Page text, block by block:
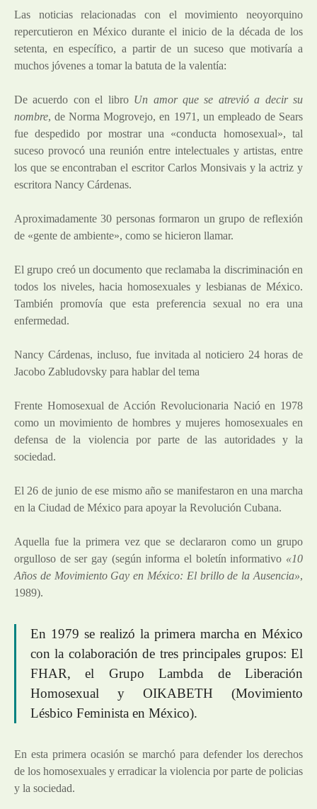
Las noticias relacionadas con el movimiento neoyorquino
repercutieron en México durante el inicio de la década de los
setenta, en específico, a partir de un suceso que motivaría a
muchos jóvenes a tomar la batuta de la valentía:
De acuerdo con el libro Un amor que se atrevió a decir su
nombre, de Norma Mogrovejo, en 1971, un empleado de Sears
fue despedido por mostrar una «conducta homosexual», tal
suceso provocó una reunión entre intelectuales y artistas, entre
los que se encontraban el escritor Carlos Monsivais y la actriz y
escritora Nancy Cárdenas.
Aproximadamente 30 personas formaron un grupo de reflexión
de «gente de ambiente», como se hicieron llamar.
El grupo creó un documento que reclamaba la discriminación en
todos los niveles, hacia homosexuales y lesbianas de México.
También promovía que esta preferencia sexual no era una
enfermedad.
Nancy Cárdenas, incluso, fue invitada al noticiero 24 horas de
Jacobo Zabludovsky para hablar del tema
Frente Homosexual de Acción Revolucionaria Nació en 1978
como un movimiento de hombres y mujeres homosexuales en
defensa de la violencia por parte de las autoridades y la
sociedad.
El 26 de junio de ese mismo año se manifestaron en una marcha
en la Ciudad de México para apoyar la Revolución Cubana.
Aquella fue la primera vez que se declararon como un grupo
orgulloso de ser gay (según informa el boletín informativo «10
Años de Movimiento Gay en México: El brillo de la Ausencia»,
1989).
En 1979 se realizó la primera marcha en México
con la colaboración de tres principales grupos: El
FHAR, el Grupo Lambda de Liberación
Homosexual y OIKABETH (Movimiento
Lésbico Feminista en México).
En esta primera ocasión se marchó para defender los derechos
de los homosexuales y erradicar la violencia por parte de policias
y la sociedad.